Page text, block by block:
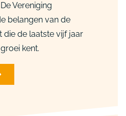
Vereniging
belangen van de
die de laatste vijf jaar
kent.